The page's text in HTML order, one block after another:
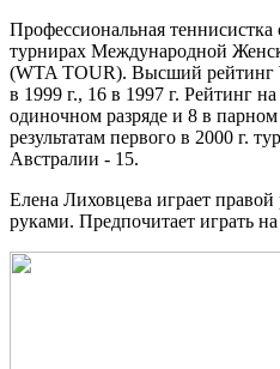
Профессиональная теннисистка
турнирах Международной
(WTA TOUR). Высший рейтинг
в 1999 г., 16 в 1997 г. Рейтинг
одиночном разряде и 8 в
результатам первого в 2000 г.
Австралии - 15.
Елена Лиховцева играет правой
руками. Предпочитает играть